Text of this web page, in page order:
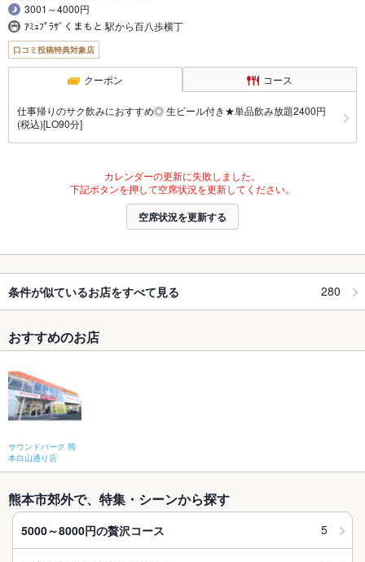
3001～4000円
ｱﾐｭﾌﾟﾗｻﾞくまもと 駅から百八歩横丁
口コミ投稿特典対象店
クーポン コース
仕事帰りのサク飲みにおすすめ◎ 生ビール付き★単品飲み放題2400円
(税込)[LO90分]
カレンダーの更新に失敗しました。
下記ボタンを押して空席状況を更新してください。
空席状況を更新する
条件が似ているお店をすべて見る 280
おすすめのお店
サウンドパーク 熊
本白山通り店
熊本市郊外で、特集・シーンから探す
5000～8000円の贅沢コース 5